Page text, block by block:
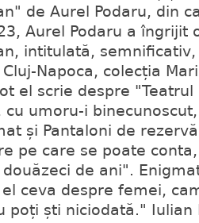
de Aurel Podaru, din
Aurel Podaru a îngrijit
intitulată,
Napoca, colecția
el scrie despre "Teatrul
cu umoru-i
și Pantaloni de
pe care se poate
de ani".
el ceva despre femei,
poți ști niciodată." Iulian